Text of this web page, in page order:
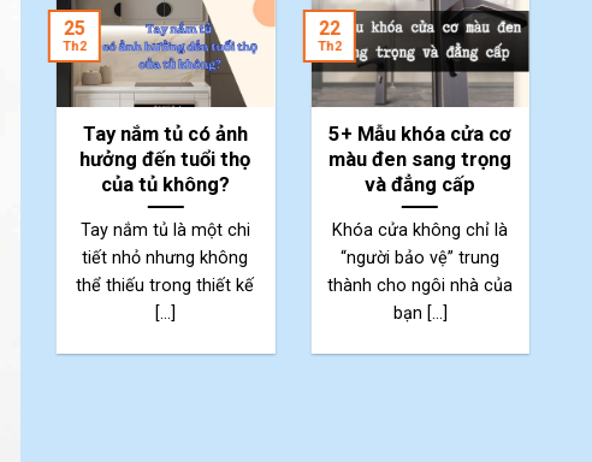
Tay nắm tủ có ảnh
hưởng đến tuổi thọ
của tủ không?
Tay nắm tủ là một chi
tiết nhỏ nhưng không
thể thiếu trong thiết kế
[...]
25
Th2
5+ Mẫu khóa cửa cơ
màu đen sang trọng
và đẳng cấp
Khóa cửa không chỉ là
“người bảo vệ” trung
thành cho ngôi nhà của
bạn [...]
22
Th2